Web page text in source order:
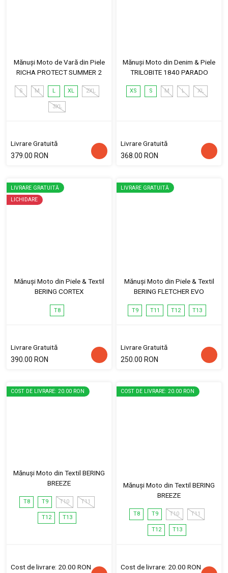
Mănuși Moto de Vară din Piele
RICHA PROTECT SUMMER 2
S M L XL 2XL
3XL
Livrare Gratuită
379.00 RON
Mănuși Moto din Denim & Piele
TRILOBITE 1840 PARADO
XS S M L XL
Livrare Gratuită
368.00 RON
LIVRARE GRATUITĂ
LICHIDARE
Mănuși Moto din Piele & Textil
BERING CORTEX
T8
Livrare Gratuită
390.00 RON
LIVRARE GRATUITĂ
Mănuși Moto din Piele & Textil
BERING FLETCHER EVO
T9 T11 T12 T13
Livrare Gratuită
250.00 RON
COST DE LIVRARE: 20.00 RON
Mănuși Moto din Textil BERING
BREEZE
T8 T9 T10 T11
T12 T13
Cost de livrare: 20.00 RON
COST DE LIVRARE: 20.00 RON
Mănuși Moto din Textil BERING
BREEZE
T8 T9 T10 T11
T12 T13
Cost de livrare: 20.00 RON